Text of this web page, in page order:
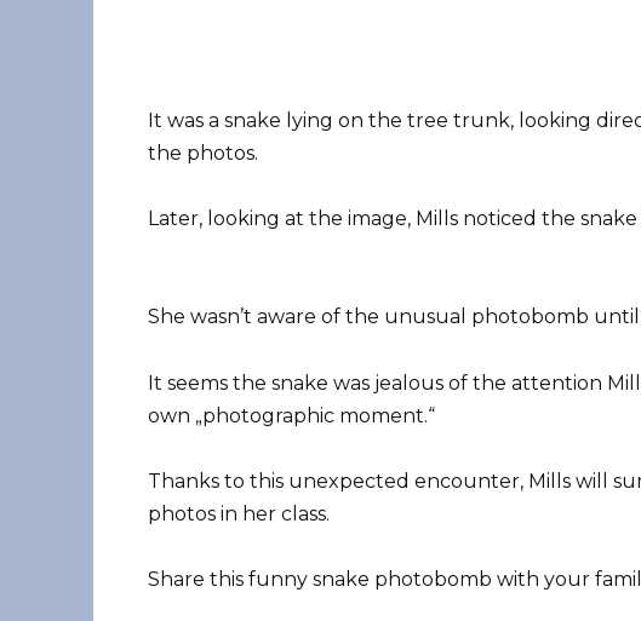
It was a snake lying on the tree trunk, looking
the photos.
Later, looking at the image, Mills noticed the
She wasn’t aware of the unusual photobomb
It seems the snake was jealous of the attention
own „photographic moment.“
Thanks to this unexpected encounter, Mills will
photos in her class.
Share this funny snake photobomb with your